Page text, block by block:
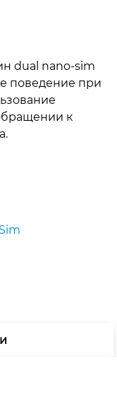
dual nano-sim
поведение при
к